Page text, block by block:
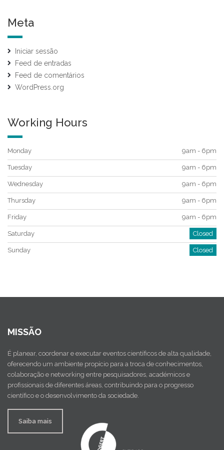
Meta
Iniciar sessão
Feed de entradas
Feed de comentários
WordPress.org
Working Hours
Monday 9am - 6pm
Tuesday 9am - 6pm
Wednesday 9am - 6pm
Thursday 9am - 6pm
Friday 9am - 6pm
Saturday Closed
Sunday Closed
MISSÃO
É planear, coordenar e executar eventos científicos de alta qualidade,
oferecendo um ambiente propício para a troca de conhecimentos,
colaboração e networking entre pesquisadores, académicos e
profissionais de diferentes áreas, contribuindo para o progresso
científico e o desenvolvimento da sociedade.
Saiba mais